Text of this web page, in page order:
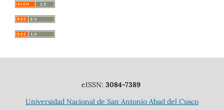
eISSN: 3084-7389
Universidad Nacional de San Antonio Abad del Cusco